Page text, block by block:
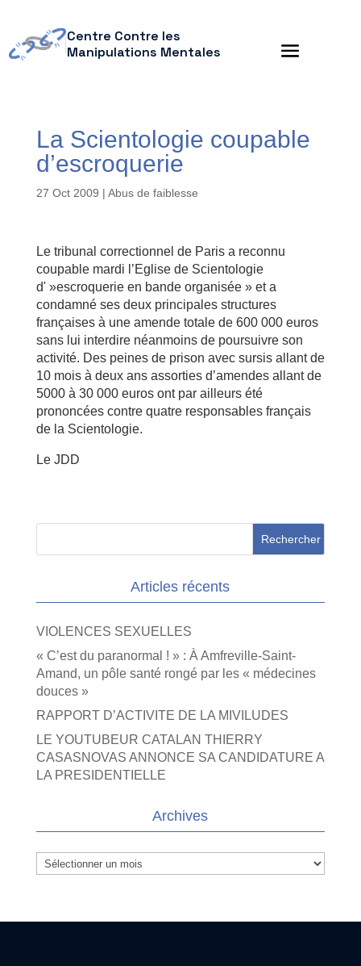
Centre Contre les
Manipulations Mentales
La Scientologie coupable
d’escroquerie
27 Oct 2009 | Abus de faiblesse
Le tribunal correctionnel de Paris a reconnu
coupable mardi l’Eglise de Scientologie
d' »escroquerie en bande organisée » et a
condamné ses deux principales structures
françaises à une amende totale de 600 000 euros
sans lui interdire néanmoins de poursuivre son
activité. Des peines de prison avec sursis allant de
10 mois à deux ans assorties d’amendes allant de
5000 à 30 000 euros ont par ailleurs été
prononcées contre quatre responsables français
de la Scientologie.
Le JDD
Articles récents
VIOLENCES SEXUELLES
« C’est du paranormal ! » : À Amfreville-Saint-
Amand, un pôle santé rongé par les « médecines
douces »
RAPPORT D’ACTIVITE DE LA MIVILUDES
LE YOUTUBEUR CATALAN THIERRY
CASASNOVAS ANNONCE SA CANDIDATURE A
LA PRESIDENTIELLE
Archives
Archives